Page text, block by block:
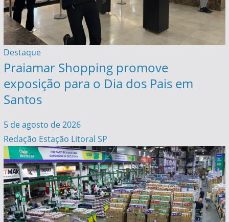
Destaque
Praiamar Shopping promove
exposição para o Dia dos Pais em
Santos
5 de agosto de 2026
Redação Estação Litoral SP